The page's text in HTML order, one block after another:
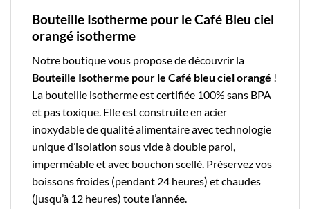
Bouteille Isotherme pour le Café Bleu ciel
orangé isotherme
Notre boutiquevous propose de découvrir la
Bouteille Isotherme pour le Café bleu ciel orangé !
La bouteille isothermeest certifiée 100% sans BPA
et pas toxique. Elle est construite en acier
inoxydable de qualité alimentaire avec technologie
unique d’isolation sous vide à double paroi,
imperméable et avec bouchon scellé. Préservez vos
boissons froides (pendant 24 heures) et chaudes
(jusqu’à 12 heures) toute l’année.